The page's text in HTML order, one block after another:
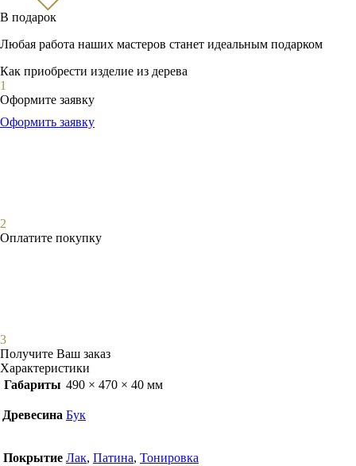
В подарок
Любая работа наших мастеров станет идеальным подарком
Как приобрести изделие из дерева
1
Оформите заявку
Оформить заявку
2
Оплатите покупку
3
Получите Ваш заказ
Характеристики
Габариты 490 × 470 × 40 мм
Древесина Бук
Покрытие Лак, Патина, Тонировка